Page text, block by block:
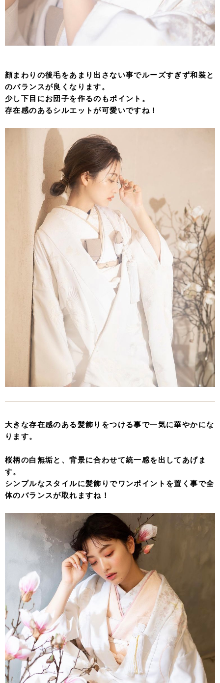
顔まわりの後毛をあまり出さない事でルーズすぎず和装と
のバランスが良くなります。
少し下目にお団子を作るのもポイント。
存在感のあるシルエットが可愛いですね！
大きな存在感のある髪飾りをつける事で一気に華やかにな
ります。
桜柄の白無垢と、背景に合わせて統一感を出してあげま
す。
シンプルなスタイルに髪飾りでワンポイントを置く事で全
体のバランスが取れますね！